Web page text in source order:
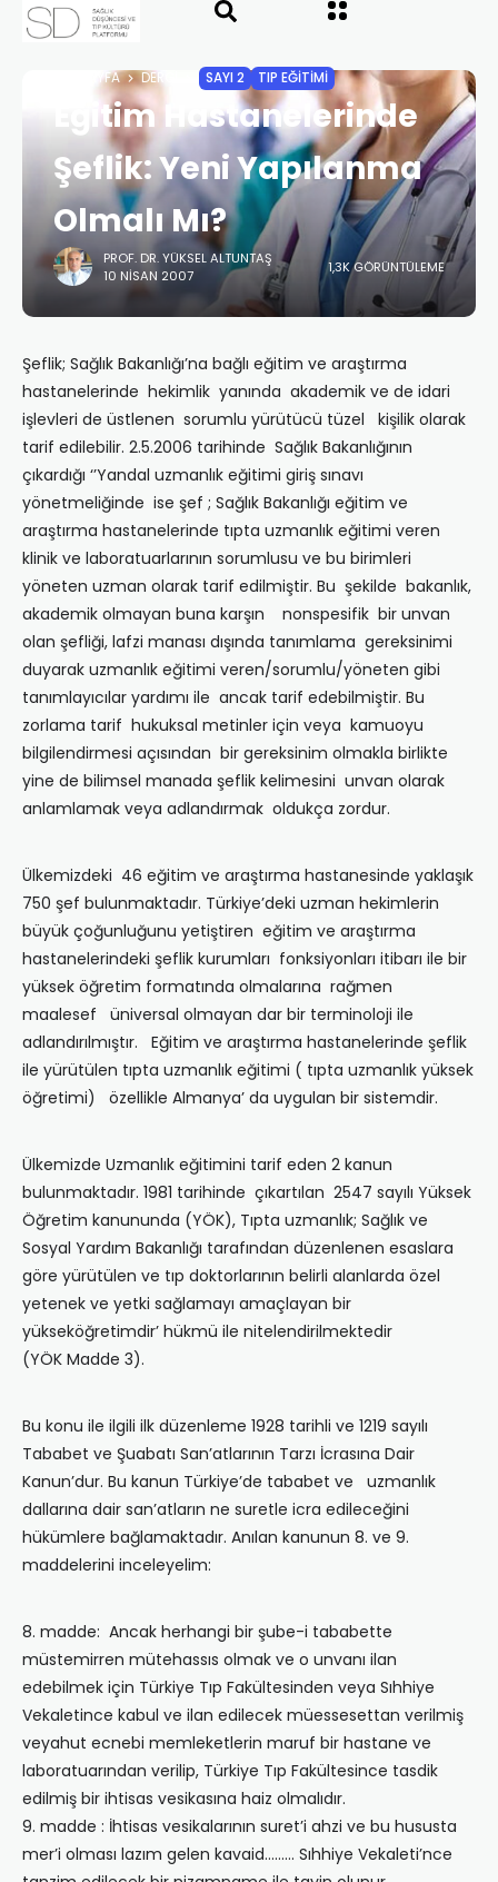
ANASAYFA DERGI SAYI 2 TIP EĞİTİMİ
Eğitim Hastanelerinde
Şeflik: Yeni Yapılanma
Olmalı Mı?
PROF. DR. YÜKSEL ALTUNTAŞ
10 NISAN 2007
1,3K GÖRÜNTÜLEME
Şeflik; Sağlık Bakanlığı’na bağlı eğitim ve araştırma
hastanelerinde hekimlik yanında akademik ve de idari
işlevleri de üstlenen sorumlu yürütücü tüzel kişilik olarak
tarif edilebilir. 2.5.2006 tarihinde Sağlık Bakanlığının
çıkardığı ‘’Yandal uzmanlık eğitimi giriş sınavı
yönetmeliğinde ise şef ; Sağlık Bakanlığı eğitim ve
araştırma hastanelerinde tıpta uzmanlık eğitimi veren
klinik ve laboratuarlarının sorumlusu ve bu birimleri
yöneten uzman olarak tarif edilmiştir. Bu şekilde bakanlık,
akademik olmayan buna karşın nonspesifik bir unvan
olan şefliği, lafzi manası dışında tanımlama gereksinimi
duyarak uzmanlık eğitimi veren/sorumlu/yöneten gibi
tanımlayıcılar yardımı ile ancak tarif edebilmiştir. Bu
zorlama tarif hukuksal metinler için veya kamuoyu
bilgilendirmesi açısından bir gereksinim olmakla birlikte
yine de bilimsel manada şeflik kelimesini unvan olarak
anlamlamak veya adlandırmak oldukça zordur.
Ülkemizdeki 46 eğitim ve araştırma hastanesinde yaklaşık
750 şef bulunmaktadır. Türkiye’deki uzman hekimlerin
büyük çoğunluğunu yetiştiren eğitim ve araştırma
hastanelerindeki şeflik kurumları fonksiyonları itibarı ile bir
yüksek öğretim formatında olmalarına rağmen
maalesef üniversal olmayan dar bir terminoloji ile
adlandırılmıştır. Eğitim ve araştırma hastanelerinde şeflik
ile yürütülen tıpta uzmanlık eğitimi ( tıpta uzmanlık yüksek
öğretimi) özellikle Almanya’ da uygulan bir sistemdir.
Ülkemizde Uzmanlık eğitimini tarif eden 2 kanun
bulunmaktadır. 1981 tarihinde çıkartılan 2547 sayılı Yüksek
Öğretim kanununda (YÖK), Tıpta uzmanlık; Sağlık ve
Sosyal Yardım Bakanlığı tarafından düzenlenen esaslara
göre yürütülen ve tıp doktorlarının belirli alanlarda özel
yetenek ve yetki sağlamayı amaçlayan bir
yükseköğretimdir’ hükmü ile nitelendirilmektedir
(YÖK Madde 3).
Bu konu ile ilgili ilk düzenleme 1928 tarihli ve 1219 sayılı
Tababet ve Şuabatı San’atlarının Tarzı İcrasına Dair
Kanun’dur. Bu kanun Türkiye’de tababet ve uzmanlık
dallarına dair san’atların ne suretle icra edileceğini
hükümlere bağlamaktadır. Anılan kanunun 8. ve 9.
maddelerini inceleyelim:
8. madde: Ancak herhangi bir şube-i tababette
müstemirren mütehassıs olmak ve o unvanı ilan
edebilmek için Türkiye Tıp Fakültesinden veya Sıhhiye
Vekaletince kabul ve ilan edilecek müessesettan verilmiş
veyahut ecnebi memleketlerin maruf bir hastane ve
laboratuarından verilip, Türkiye Tıp Fakültesince tasdik
edilmiş bir ihtisas vesikasına haiz olmalıdır.
9. madde : İhtisas vesikalarının suret’i ahzi ve bu hususta
mer’i olması lazım gelen kavaid……… Sıhhiye Vekaleti’nce